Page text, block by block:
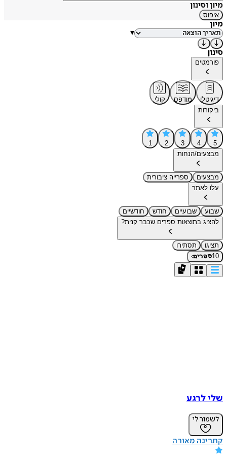
מיון וסינון
איפוס
מיון
▾
סינון
פורמטים
דיגיטלי מודפס
קולי
ביקורות
5
4
3
2
1
מבצעים/הנחות
מבצעים
ספרייה ציבורית
עלו לאתר
שבוע שבועיים חודש
חודשיים
להציג בתוצאות ספרים שכבר קנית?
תציגו
תסתירו
10ספרים›
שלי לרגע
לשמור לי
קתרינה מאורה